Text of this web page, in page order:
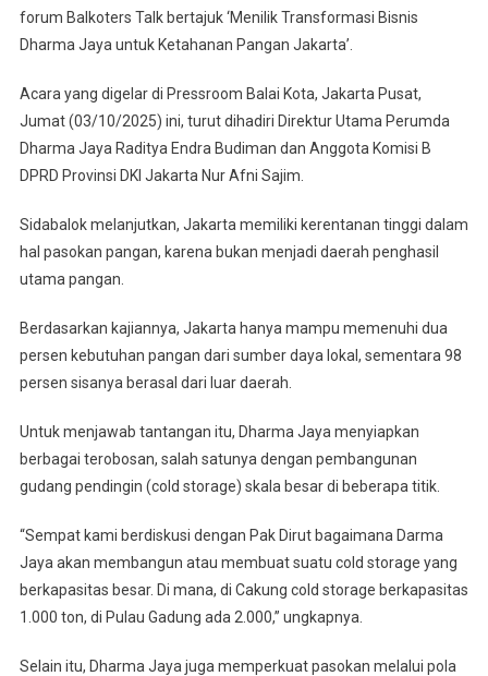
forum Balkoters Talk bertajuk ‘Menilik Transformasi Bisnis
Dharma Jaya untuk Ketahanan Pangan Jakarta’.
Acara yang digelar di Pressroom Balai Kota, Jakarta Pusat,
Jumat (03/10/2025) ini, turut dihadiri Direktur Utama Perumda
Dharma Jaya Raditya Endra Budiman dan Anggota Komisi B
DPRD Provinsi DKI Jakarta Nur Afni Sajim.
Sidabalok melanjutkan, Jakarta memiliki kerentanan tinggi dalam
hal pasokan pangan, karena bukan menjadi daerah penghasil
utama pangan.
Berdasarkan kajiannya, Jakarta hanya mampu memenuhi dua
persen kebutuhan pangan dari sumber daya lokal, sementara 98
persen sisanya berasal dari luar daerah.
Untuk menjawab tantangan itu, Dharma Jaya menyiapkan
berbagai terobosan, salah satunya dengan pembangunan
gudang pendingin (cold storage) skala besar di beberapa titik.
“Sempat kami berdiskusi dengan Pak Dirut bagaimana Darma
Jaya akan membangun atau membuat suatu cold storage yang
berkapasitas besar. Di mana, di Cakung cold storage berkapasitas
1.000 ton, di Pulau Gadung ada 2.000,” ungkapnya.
Selain itu, Dharma Jaya juga memperkuat pasokan melalui pola